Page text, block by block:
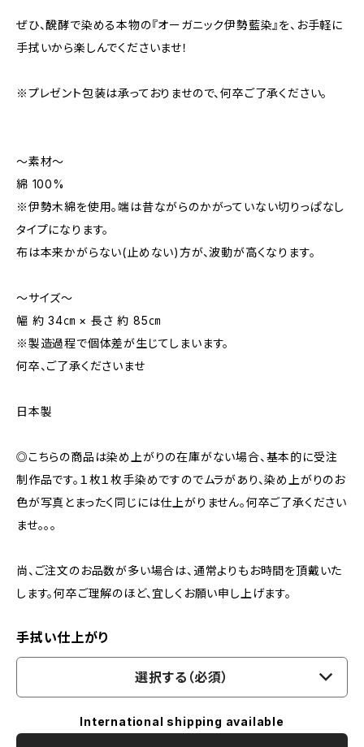
ぜひ、醗酵で染める本物の『オーガニック伊勢藍染』を、お手軽に
手拭いから楽しんでくださいませ！
※プレゼント包装は承っておりませので、何卒ご了承ください。
～素材～
綿 100%
※伊勢木綿を使用。端は昔ながらのかがっていない切りっぱなし
タイプになります。
布は本来かがらない(止めない)方が、波動が高くなります。
～サイズ～
幅 約 34㎝ × 長さ 約 85㎝
※製造過程で個体差が生じてしまいます。
何卒、ご了承くださいませ
日本製
◎こちらの商品は染め上がりの在庫がない場合、基本的に受注
制作品です。１枚１枚手染めですのでムラがあり、染め上がりのお
色が写真とまったく同じには仕上がりません。何卒ご了承ください
ませ。。。
尚、ご注文のお品数が多い場合は、通常よりもお時間を頂戴いた
します。何卒ご理解のほど、宜しくお願い申し上げます。
手拭い仕上がり
選択する（必須）
International shipping available